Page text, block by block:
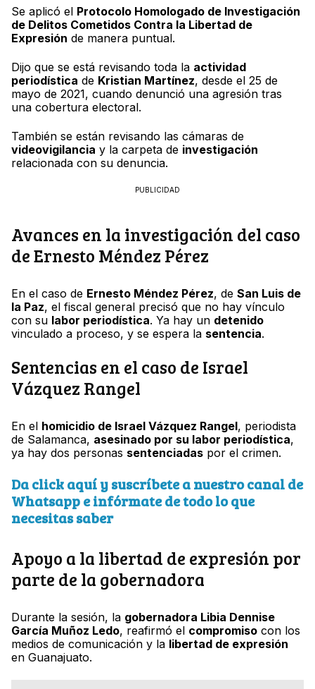
Se aplicó el Protocolo Homologado de Investigación
de Delitos Cometidos Contra la Libertad de
Expresión de manera puntual.
Dijo que se está revisando toda la actividad
periodística de Kristian Martínez, desde el 25 de
mayo de 2021, cuando denunció una agresión tras
una cobertura electoral.
También se están revisando las cámaras de
videovigilancia y la carpeta de investigación
relacionada con su denuncia.
PUBLICIDAD
Avances en la investigación del caso
de Ernesto Méndez Pérez
En el caso de Ernesto Méndez Pérez, de San Luis de
la Paz, el fiscal general precisó que no hay vínculo
con su labor periodística. Ya hay un detenido
vinculado a proceso, y se espera la sentencia.
Sentencias en el caso de Israel
Vázquez Rangel
En el homicidio de Israel Vázquez Rangel, periodista
de Salamanca, asesinado por su labor periodística,
ya hay dos personas sentenciadas por el crimen.
Da click aquí y suscríbete a nuestro canal de
Whatsapp e infórmate de todo lo que
necesitas saber
Apoyo a la libertad de expresión por
parte de la gobernadora
Durante la sesión, la gobernadora Libia Dennise
García Muñoz Ledo, reafirmó el compromiso con los
medios de comunicación y la libertad de expresión
en Guanajuato.